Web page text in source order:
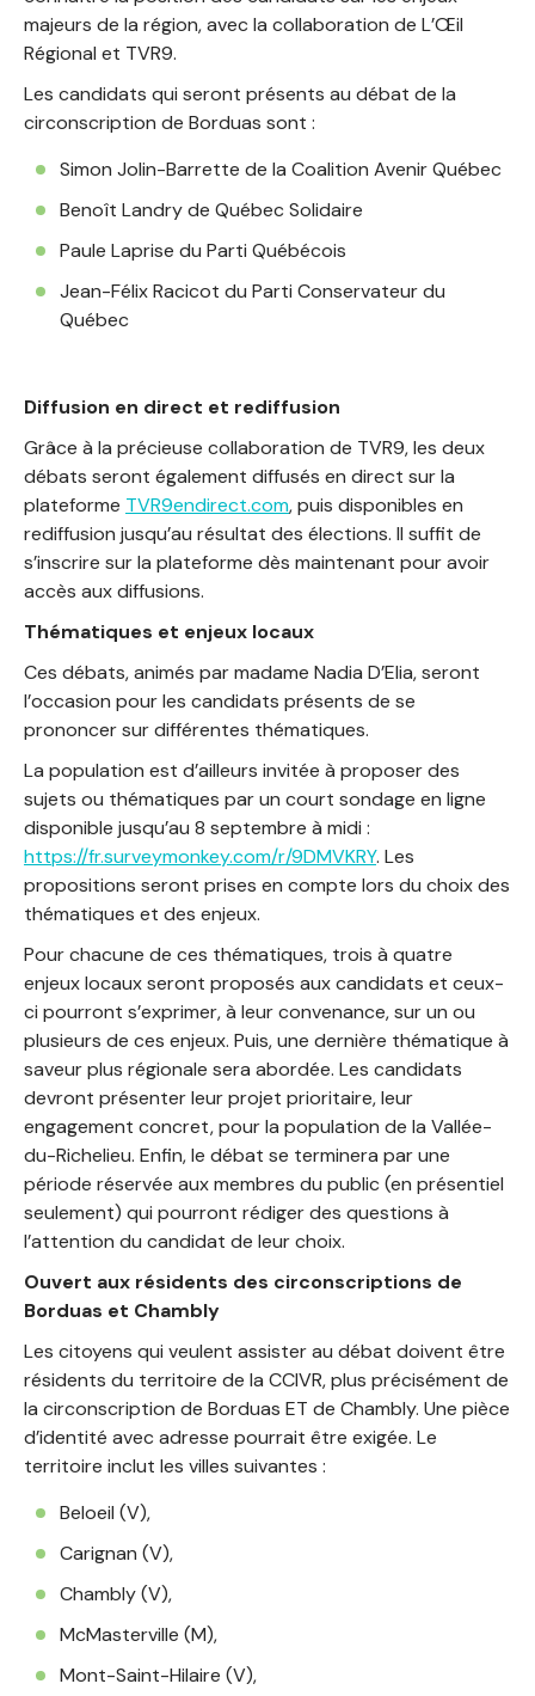
majeurs de la région, avec la collaboration de L’Œil
Régional et TVR9.
Les candidats qui seront présents au débat de la
circonscription de Borduas sont :
Simon Jolin-Barrette de la Coalition Avenir Québec
Benoît Landry de Québec Solidaire
Paule Laprise du Parti Québécois
Jean-Félix Racicot du Parti Conservateur du
Québec
Diffusion en direct et rediffusion
Grâce à la précieuse collaboration de TVR9, les deux
débats seront également diffusés en direct sur la
plateforme TVR9endirect.com, puis disponibles en
rediffusion jusqu’au résultat des élections. Il suffit de
s’inscrire sur la plateforme dès maintenant pour avoir
accès aux diffusions.
Thématiques et enjeux locaux
Ces débats, animés par madame Nadia D’Elia, seront
l’occasion pour les candidats présents de se
prononcer sur différentes thématiques.
La population est d’ailleurs invitée à proposer des
sujets ou thématiques par un court sondage en ligne
disponible jusqu’au 8 septembre à midi :
https://fr.surveymonkey.com/r/9DMVKRY. Les
propositions seront prises en compte lors du choix des
thématiques et des enjeux.
Pour chacune de ces thématiques, trois à quatre
enjeux locaux seront proposés aux candidats et ceux-
ci pourront s’exprimer, à leur convenance, sur un ou
plusieurs de ces enjeux. Puis, une dernière thématique à
saveur plus régionale sera abordée. Les candidats
devront présenter leur projet prioritaire, leur
engagement concret, pour la population de la Vallée-
du-Richelieu. Enfin, le débat se terminera par une
période réservée aux membres du public (en présentiel
seulement) qui pourront rédiger des questions à
l’attention du candidat de leur choix.
Ouvert aux résidents des circonscriptions de
Borduas et Chambly
Les citoyens qui veulent assister au débat doivent être
résidents du territoire de la CCIVR, plus précisément de
la circonscription de Borduas ET de Chambly. Une pièce
d’identité avec adresse pourrait être exigée. Le
territoire inclut les villes suivantes :
Beloeil (V),
Carignan (V),
Chambly (V),
McMasterville (M),
Mont-Saint-Hilaire (V),